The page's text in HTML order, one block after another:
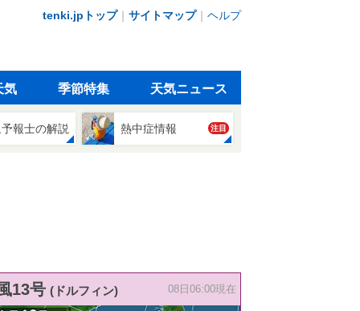
tenki.jpトップ｜ サイトマップ｜ ヘルプ
気 季節特集 天気ニュース
報士の解説 熱中症情報 注目
13号 (ドルフィン) 08日06:00現在